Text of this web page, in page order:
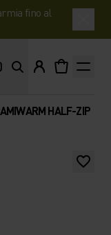
fino al
HALF-ZIP